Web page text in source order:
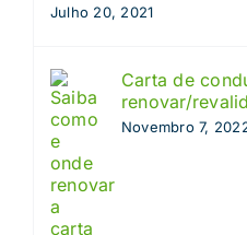
Julho 20, 2021
Carta de
renovar/
Novembro 7,